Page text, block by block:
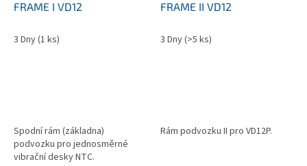
FRAME I VD12
3 Dny(1 ks)
Spodní rám (základna)
podvozku pro jednosměrné
vibrační desky NTC.
FRAME II VD12
3 Dny(>5 ks)
Rám podvozku II pro VD12P.